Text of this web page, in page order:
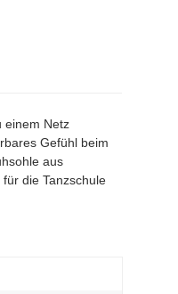
einem Netz
Gefühl beim
aus
die Tanzschule